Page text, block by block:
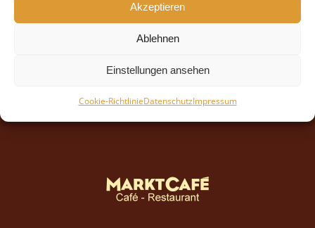
Akzeptieren
Ablehnen
Einstellungen ansehen
Cookie-RichtlinieDatenschutzImpressum